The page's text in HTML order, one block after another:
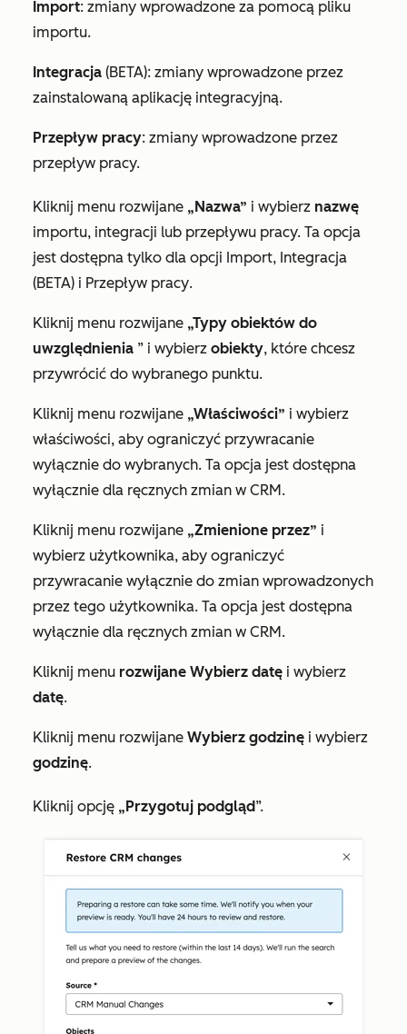
Import: zmiany wprowadzone za pomocą pliku
importu.
Integracja (BETA): zmiany wprowadzone przez
zainstalowaną aplikację integracyjną.
Przepływ pracy: zmiany wprowadzone przez
przepływ pracy.
Kliknij menu rozwijane „Nazwa” i wybierz nazwę
importu, integracji lub przepływu pracy. Ta opcja
jest dostępna tylko dla opcji Import, Integracja
(BETA) i Przepływ pracy.
Kliknij menu rozwijane „Typy obiektów do
uwzględnienia ” i wybierz obiekty, które chcesz
przywrócić do wybranego punktu.
Kliknij menu rozwijane „Właściwości” i wybierz
właściwości, aby ograniczyć przywracanie
wyłącznie do wybranych. Ta opcja jest dostępna
wyłącznie dla ręcznych zmian w CRM.
Kliknij menu rozwijane „Zmienione przez” i
wybierz użytkownika, aby ograniczyć
przywracanie wyłącznie do zmian wprowadzonych
przez tego użytkownika. Ta opcja jest dostępna
wyłącznie dla ręcznych zmian w CRM.
Kliknij menu rozwijane Wybierz datę i wybierz
datę.
Kliknij menu rozwijane Wybierz godzinę i wybierz
godzinę.
Kliknij opcję „Przygotuj podgląd”.